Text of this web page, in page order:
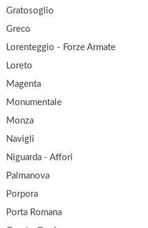
Gratosoglio
Greco
Lorenteggio - Forze Armate
Loreto
Magenta
Monumentale
Monza
Navigli
Niguarda - Affori
Palmanova
Porpora
Porta Romana